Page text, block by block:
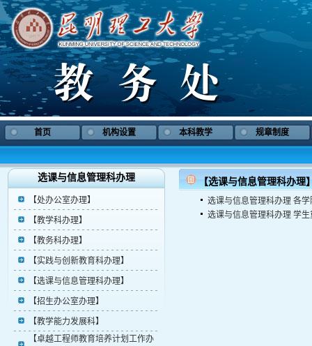
首页 机构设置 本科教学 规章制度
选课与信息管理科办理
【处办公室办理】
【教学科办理】
【教务科办理】
【实践与创新教育科办理】
【选课与信息管理科办理】
【招生办公室办理】
【教学能力发展科】
【卓越工程师教育培养计划工作办
【选课与信息管理科办理
选课与信息管理科办理 各学
选课与信息管理科办理 学生